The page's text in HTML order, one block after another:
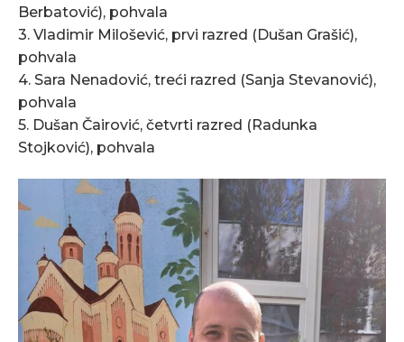
Berbatović), pohvala
3. Vladimir Milošević, prvi razred (Dušan Grašić),
pohvala
4. Sara Nenadović, treći razred (Sanja Stevanović),
pohvala
5. Dušan Čairović, četvrti razred (Radunka
Stojković), pohvala